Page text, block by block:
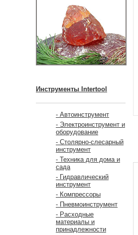
Инструменты Intertool
- Автоинструмент
- Электроинструмент и
оборудование
- Столярно-слесарный
инструмент
- Техника для дома и
сада
- Гидравлический
инструмент
- Компрессоры
- Пневмоинструмент
- Расходные
материалы и
принадлежности